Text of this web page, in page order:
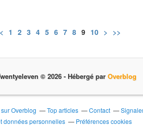
< 1 2 3 4 5 6 7 8 9 10 > >>
© 2026 - Hébergé par Overblog
Overblog Top articles Contact
données personnelles
Préférences cookies